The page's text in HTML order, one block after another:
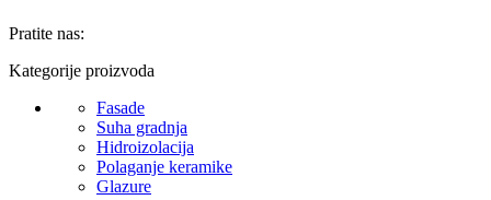
Pratite nas:
Kategorije proizvoda
Fasade
Suha gradnja
Hidroizolacija
Polaganje keramike
Glazure